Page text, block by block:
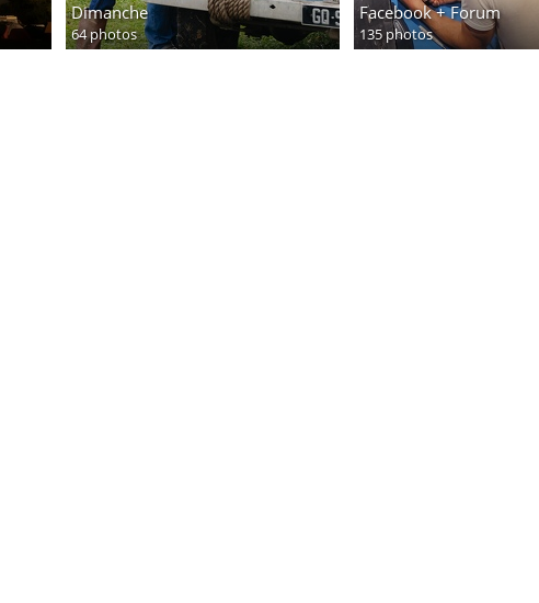
Dimanche
64 photos
Facebook + Forum
135 photos